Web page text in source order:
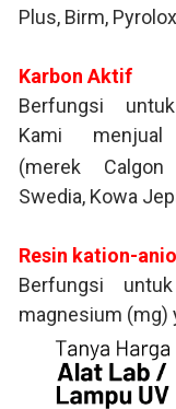
Plus, Birm, Pyrolox
Karbon Aktif
Berfungsi
Kami
(merek
Swedia, Kowa
Resin kation-
Berfungsi
magnesium (mg)
menjual Resin
Dowex, dll.